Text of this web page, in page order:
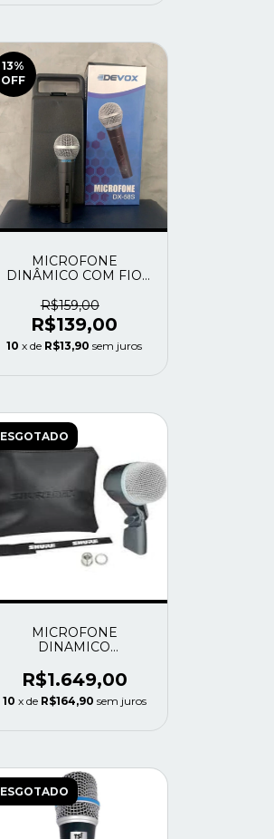
13%
OFF
MICROFONE
DINÂMICO COM FIO
R$159,00
R$139,00
10 x de R$13,90 sem juros
ESGOTADO
MICROFONE
DINAMICO
P/BUMBO SHURE
BETA 52A 41340 USADO
R$1.649,00
10 x de R$164,90 sem juros
ESGOTADO